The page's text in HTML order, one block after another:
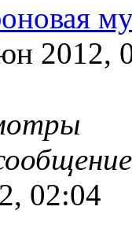
2012,
02:04